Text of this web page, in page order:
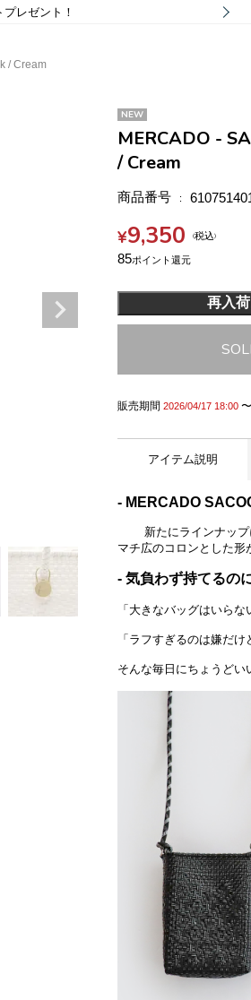
レゼント！
/ Cream
NEW
MERCADO -
/ Cream
商品番号
¥9,350 税込
85
再入
販売期間 2026/04/17 18:00 〜
アイテム説明
- MERCADO
新たにラインナップ
マチ広のコロンとした形
- 気負わず持てるの
「大きなバッグはいら
「ラフすぎるのは嫌だ
そんな毎日にちょうどい